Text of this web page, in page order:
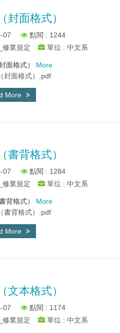
封面格式）
07
點閱 : 1244
修業規定
單位 : 中文系
面格式） More
封面格式）.pdf
More
書背格式）
07
點閱 : 1284
修業規定
單位 : 中文系
背格式） More
書背格式）.pdf
More
文本格式）
07
點閱 : 1174
修業規定
單位 : 中文系